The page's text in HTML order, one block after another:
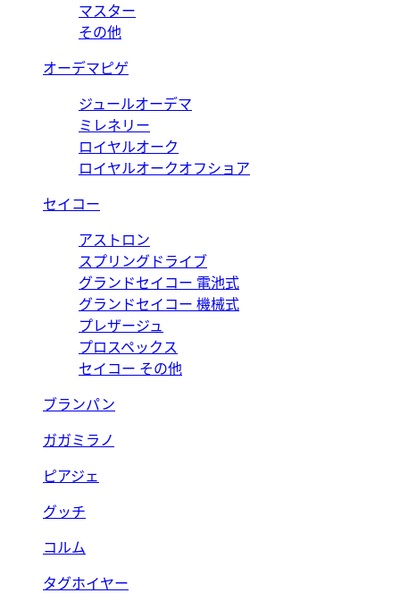
マスター
その他
オーデマピゲ
ジュールオーデマ
ミレネリー
ロイヤルオーク
ロイヤルオークオフショア
セイコー
アストロン
スプリングドライブ
グランドセイコー 電池式
グランドセイコー 機械式
プレザージュ
プロスペックス
セイコー その他
ブランパン
ガガミラノ
ピアジェ
グッチ
コルム
タグホイヤー